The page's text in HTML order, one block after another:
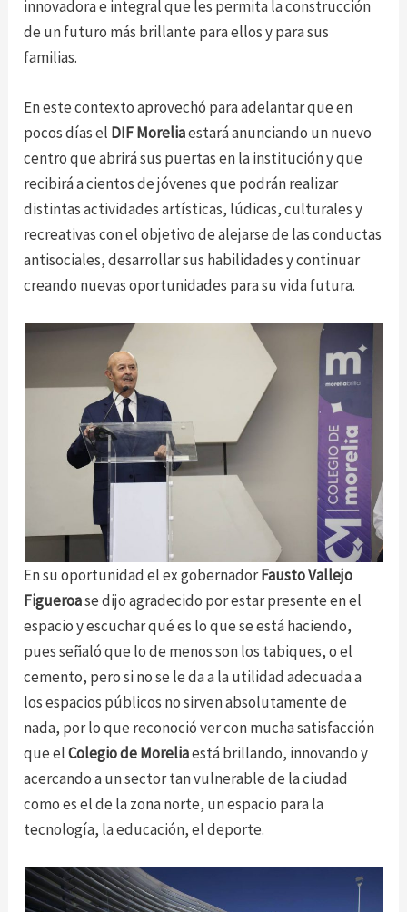
innovadora e integral que les permita la construcción
de un futuro más brillante para ellos y para sus
familias.
En este contexto aprovechó para adelantar que en
pocos días el DIF Moreliaestará anunciando un nuevo
centro que abrirá sus puertas en la institución y que
recibirá a cientos de jóvenes que podrán realizar
distintas actividades artísticas, lúdicas, culturales y
recreativas con el objetivo de alejarse de las conductas
antisociales, desarrollar sus habilidades y continuar
creando nuevas oportunidades para su vida futura.
En su oportunidad el ex gobernadorFausto Vallejo
Figueroase dijo agradecido por estar presente en el
espacio y escuchar qué es lo que se está haciendo,
pues señaló que lo de menos son los tabiques, o el
cemento, pero si no se le da a la utilidad adecuada a
los espacios públicos no sirven absolutamente de
nada, por lo que reconoció ver con mucha satisfacción
que elColegio de Moreliaestá brillando, innovando y
acercando a un sector tan vulnerable de la ciudad
como es el de la zona norte, un espacio para la
tecnología, la educación, el deporte.